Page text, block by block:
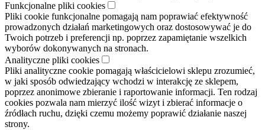
Funkcjonalne pliki cookies
Pliki cookie funkcjonalne pomagają nam poprawiać efektywność
prowadzonych działań marketingowych oraz dostosowywać je do
Twoich potrzeb i preferencji np. poprzez zapamiętanie wszelkich
wyborów dokonywanych na stronach.
Analityczne pliki cookies
Pliki analityczne cookie pomagają właścicielowi sklepu zrozumieć,
w jaki sposób odwiedzający wchodzi w interakcję ze sklepem,
poprzez anonimowe zbieranie i raportowanie informacji. Ten rodzaj
cookies pozwala nam mierzyć ilość wizyt i zbierać informacje o
źródłach ruchu, dzięki czemu możemy poprawić działanie naszej
strony.